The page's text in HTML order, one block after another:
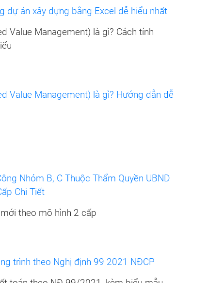
dự án xây dựng bằng Excel dễ hiểu nhất
Value Management) là gì? Cách tính
Value Management) là gì? Hướng dẫn dễ
Nhóm B, C Thuộc Thẩm Quyền UBND
Chi Tiết
theo mô hình 2 cấp
trình theo Nghị định 99 2021 NĐCP